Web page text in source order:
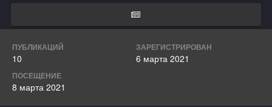
ПУБЛИКАЦИЙ
10
ЗАРЕГИСТРИРОВАН
6 марта 2021
ПОСЕЩЕНИЕ
8 марта 2021